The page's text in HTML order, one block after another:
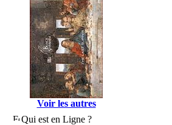
Voir les autres
Qui est en Ligne ?